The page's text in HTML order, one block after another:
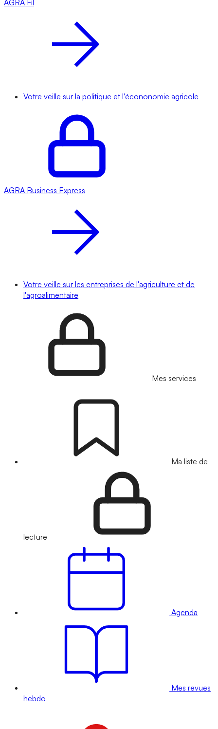
AGRA Fil
Votre veille sur la politique et l'écononomie agricole
AGRA Business Express
Votre veille sur les entreprises de l'agriculture et de
l'agroalimentaire
Mes services
Ma liste de
lecture
Agenda
Mes revues
hebdo